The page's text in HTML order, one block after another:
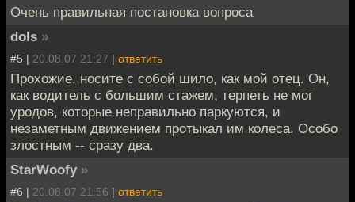
Очень правильная постановка вопроса
dols »
#5 | 20.08.07 21:27 | ответить
Прохожие, носите с собой шило, как мой отец. Он,
как водитель с большим стажем, терпеть не мог
уродов, которые неправильно паркуются, и
незаметным движением протыкал им колеса. Особо
злостным -- сразу два.
StarWoofy »
#6 | 20.08.07 21:56 | ответить